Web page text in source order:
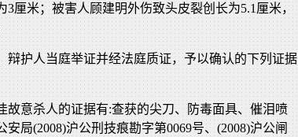
3厘米；被害人顾建明外伤致头皮裂创长为5.1厘米，
辩护人当庭举证并经法庭质证，予以确认的下列证据
故意杀人的证据有:查获的尖刀、防毒面具、催泪喷
局(2008)沪公刑技痕勘字第0069号、(2008)沪公闸